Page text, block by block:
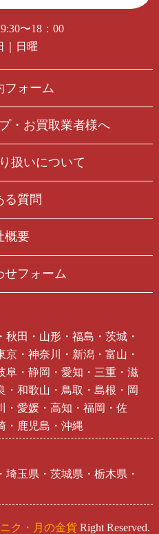
〜18：00
｜日曜
フォーム
・お買取業者様へ
扱いについて
る質問
概要
せフォーム
田・山形・福島・茨城・
・神奈川・新潟・富山・
阜・静岡・愛知・三重・滋
・和歌山・鳥取・島根・岡
・愛媛・高知・福岡・佐
・鹿児島・沖縄
玉県・茨城県・栃木県・
ク・月の金貨 Right Reserved.